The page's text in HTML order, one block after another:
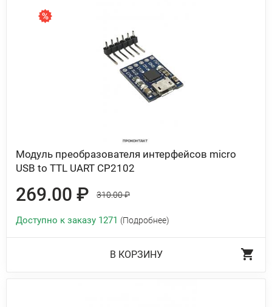
Модуль преобразователя интерфейсов micro
USB to TTL UART CP2102
269.00 ₽ 310.00 ₽
Доступно к заказу 1271 (Подробнее)
В КОРЗИНУ